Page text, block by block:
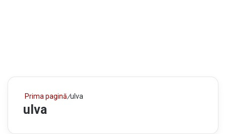
Prima pagină/ulva
ulva